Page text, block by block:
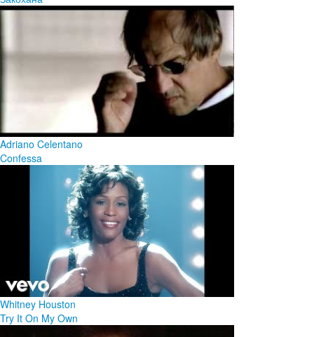
Adriano Celentano
Confessa
Whitney Houston
Try It On My Own